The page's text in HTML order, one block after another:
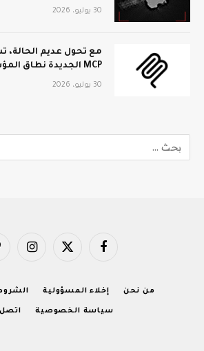
30 يوليو، 2026
مع تحول عديم
MCP الجديدة نطاق المؤسسة
30 يوليو، 2026
فيسبوك X
من نحن إخلاء المسؤولية
سياسة الخصوصية اتصل